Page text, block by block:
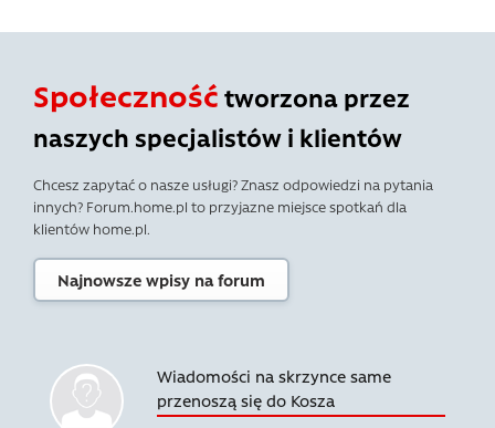
Społeczność tworzona przez
naszych specjalistów i klientów
Chcesz zapytać o nasze usługi? Znasz odpowiedzi na pytania
innych? Forum.home.pl to przyjazne miejsce spotkań dla
klientów home.pl.
Najnowsze wpisy na forum
Wiadomości na skrzynce same
przenoszą się do Kosza